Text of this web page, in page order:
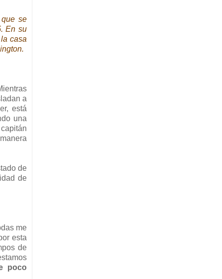
se
En su
casa
a
está
una
de
de
me
esta
de
poco